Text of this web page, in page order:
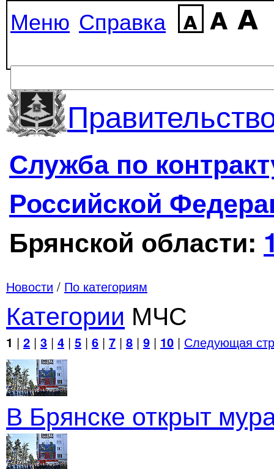
Меню Справка
Служба по
Российской
Брянской области:
Новости / По категориям
Категории МЧС
1 | 2 | 3 | 4 | 5 | 6 | 7 | 8 | 9 | 10 | Следующая
В Брянске открыт